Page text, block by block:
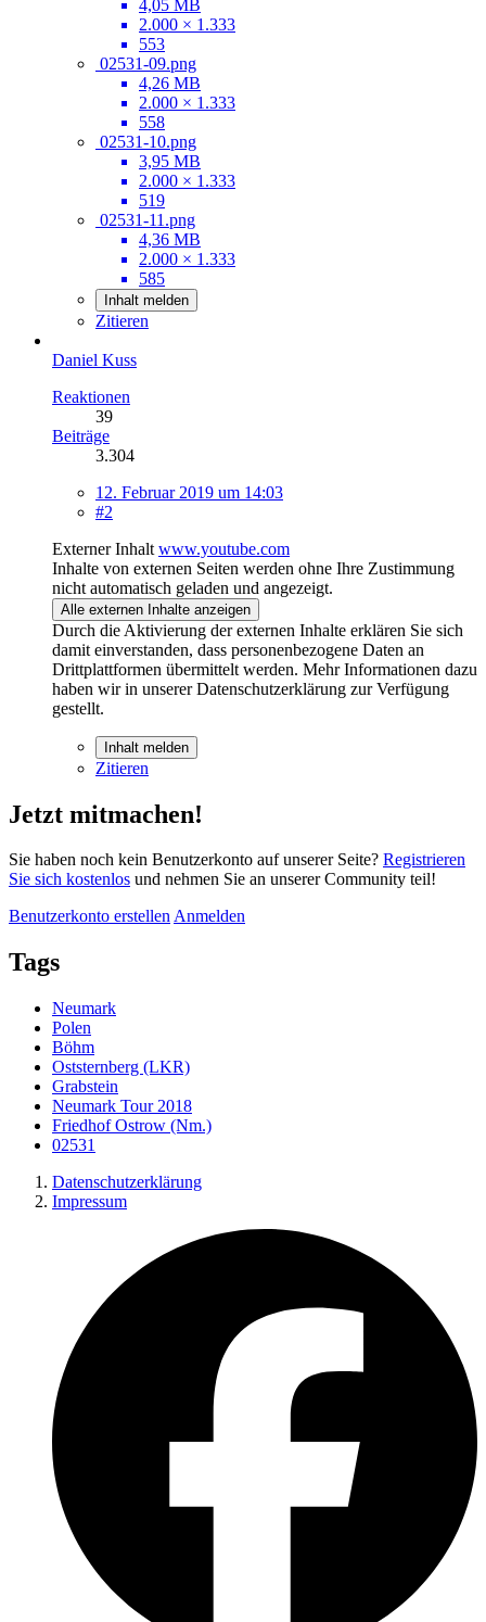
4,05 MB
2.000 × 1.333
553
02531-09.png
4,26 MB
2.000 × 1.333
558
02531-10.png
3,95 MB
2.000 × 1.333
519
02531-11.png
4,36 MB
2.000 × 1.333
585
Inhalt melden
Zitieren
Daniel Kuss
Reaktionen
39
Beiträge
3.304
12. Februar 2019 um 14:03
#2
Externer Inhalt www.youtube.com
Inhalte von externen Seiten werden ohne Ihre Zustimmung
nicht automatisch geladen und angezeigt.
Alle externen Inhalte anzeigen
Durch die Aktivierung der externen Inhalte erklären Sie sich
damit einverstanden, dass personenbezogene Daten an
Drittplattformen übermittelt werden. Mehr Informationen dazu
haben wir in unserer Datenschutzerklärung zur Verfügung
gestellt.
Inhalt melden
Zitieren
Jetzt mitmachen!
Sie haben noch kein Benutzerkonto auf unserer Seite? Registrieren
Sie sich kostenlos und nehmen Sie an unserer Community teil!
Benutzerkonto erstellenAnmelden
Tags
Neumark
Polen
Böhm
Oststernberg (LKR)
Grabstein
Neumark Tour 2018
Friedhof Ostrow (Nm.)
02531
Datenschutzerklärung
Impressum